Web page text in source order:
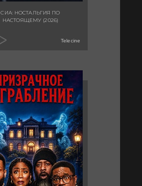
СИА: НОСТАЛЬГИЯ ПО
НАСТОЯЩЕМУ (2026)
Telecine